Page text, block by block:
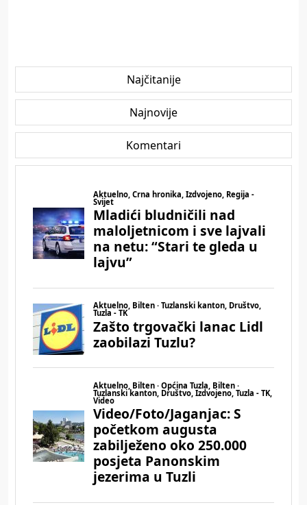
Najčitanije
Najnovije
Komentari